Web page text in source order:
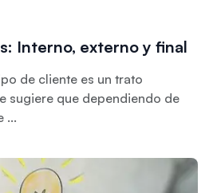
Interno, externo y final
de cliente es un trato
sugiere que dependiendo de
...